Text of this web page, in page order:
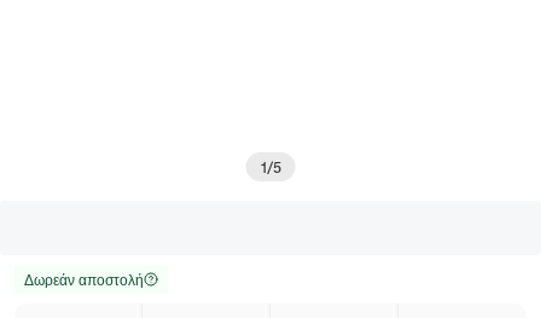
1/5
Δωρεάν αποστολή